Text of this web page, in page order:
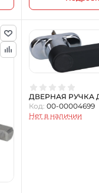
ДВЕРНАЯ РУЧКА
Код: 00-00004699
Нет в наличии